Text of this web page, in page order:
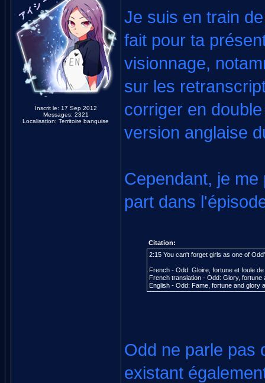
Inscrit le: 17 Sep 2012
Messages: 2321
Localisation: Territoire banquise
Je suis en train
fait pour ta
visionnage,
sur les
corriger en
version anglaise
Cependant, je
part dans
Citation:
2:15 You can't forget girls as one of
French - Odd: Gloire, fortune et foule
French translation - Odd: Glory,
English - Odd: Fame, fortune and glory
Odd ne parle pas
existant